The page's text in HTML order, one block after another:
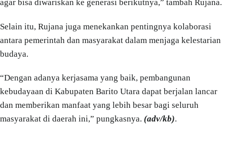
agar bisa diwariskan ke generasi berikutnya,” tambah Rujana.
Selain itu, Rujana juga menekankan pentingnya kolaborasi
antara pemerintah dan masyarakat dalam menjaga kelestarian
budaya.
“Dengan adanya kerjasama yang baik, pembangunan
kebudayaan di Kabupaten Barito Utara dapat berjalan lancar
dan memberikan manfaat yang lebih besar bagi seluruh
masyarakat di daerah ini,” pungkasnya. (adv/kb).